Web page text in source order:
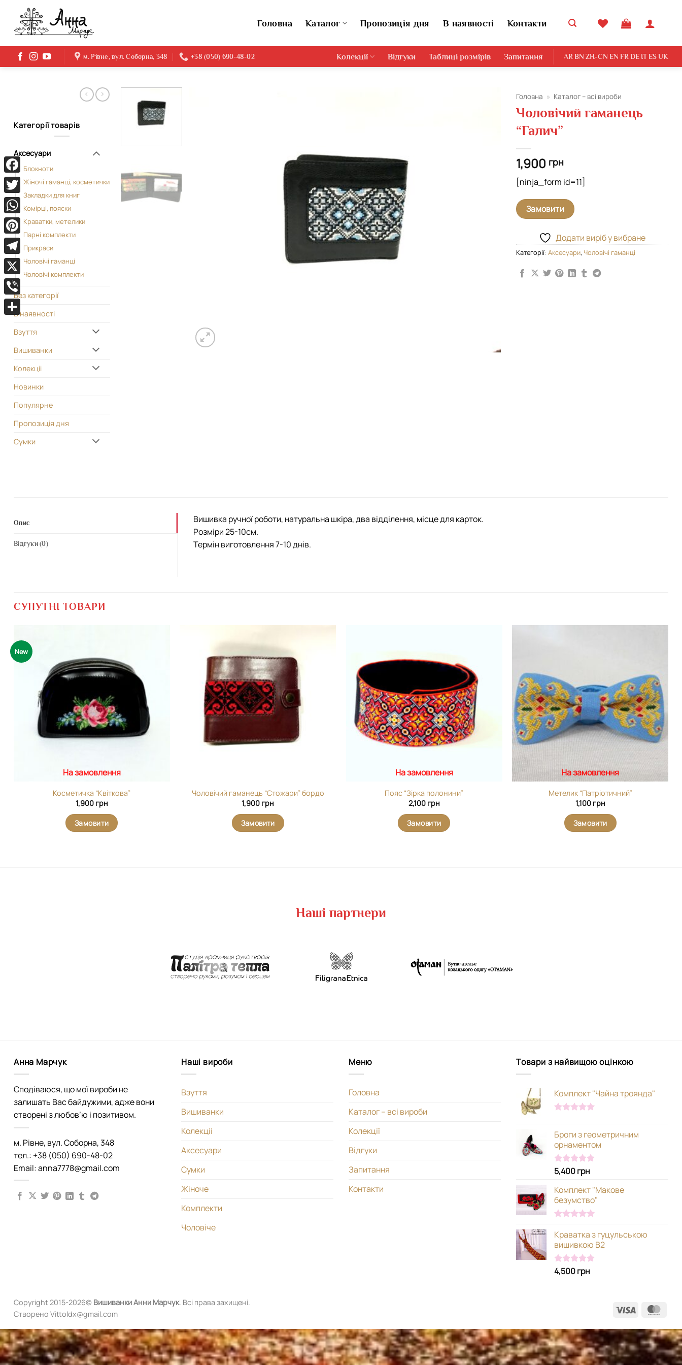
content
Головна Каталог Пропозиція дня В наявності Контакти
м. Рівне, вул. Соборна, 348 +38 (050) 690-48-02 Колекції Відгуки Таблиці розмірів Запитання AR BN ZH-CN EN FR DE IT ES UK
Категорії товарів
Аксесуари
Блокноти
Жіночі гаманці, косметички
Закладки для книг
Комірці, пояски
Краватки, метелики
Парні комплекти
Прикраси
Чоловічі гаманці
Чоловічі комплекти
Без категорії
В наявності
Взуття
Вишиванки
Колекціі
Новинки
Популярне
Пропозиція дня
Сумки
Головна » Каталог – всі вироби
Чоловічий гаманець
“Галич”
1,900 грн
[ninja_form id=11]
Замовити
Додати виріб у вибране
Категорії: Аксесуари, Чоловічі гаманці
Опис
Відгуки (0)
Вишивка ручної роботи, натуральна шкіра, два відділення, місце для карток.
Розміри 25-10см.
Термін виготовлення 7-10 днів.
СУПУТНІ ТОВАРИ
New
На замовлення
Косметичка “Квіткова”
1,900 грн
Замовити
Чоловічий гаманець “Стожари” бордо
1,900 грн
Замовити
вибране
На замовлення
Пояс “Зірка полонини”
2,100 грн
Замовити
На замовлення
Метелик “Патріотичний”
1,100 грн
Замовити
Наші партнери
Анна Марчук
Сподіваюся, що мої вироби не
залишать Вас байдужими, адже вони
створені з любов’ю і позитивом.
м. Рівне, вул. Соборна, 348
тел.: +38 (050) 690-48-02
Email: anna7778@gmail.com
Наші вироби
Взуття
Вишиванки
Колекціі
Аксесуари
Сумки
Жіноче
Комплекти
Чоловіче
Меню
Головна
Каталог – всі вироби
Колекції
Відгуки
Запитання
Контакти
Товари з найвищою оцінкою
Комплект "Чайна троянда"
Броги з геометричним
орнаментом
Оцінено в
з 5
5,400грн
Комплект "Макове
безумство"
5.00з 5
Краватка з гуцульською
вишивкою В2
Оцінено в
з 5
4,500грн
Visa
Copyright 2015-2026© ВишиванкиАнни Марчук. Всі права захищені.
Створено Vittoldx@gmail.com
Facebook
Twitter
WhatsApp
Pinterest
Telegram
X
Viber